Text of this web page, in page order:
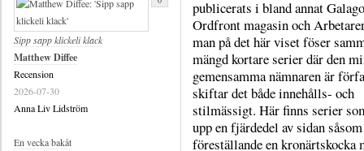
publicerats i bland annat
Ordfront magasin och
man på det här viset föser
mängd kortare serier där den
gemensamma nämnaren är
skiftar det både innehålls- och
stilmässigt. Här finns serier
upp en fjärdedel av sidan
föreställande en kronärtskocka
Sipp sapp klickeli klack
Matthew Diffee
Recension
2026-07-30
Anna Liv Lidström
En vecka bakåt